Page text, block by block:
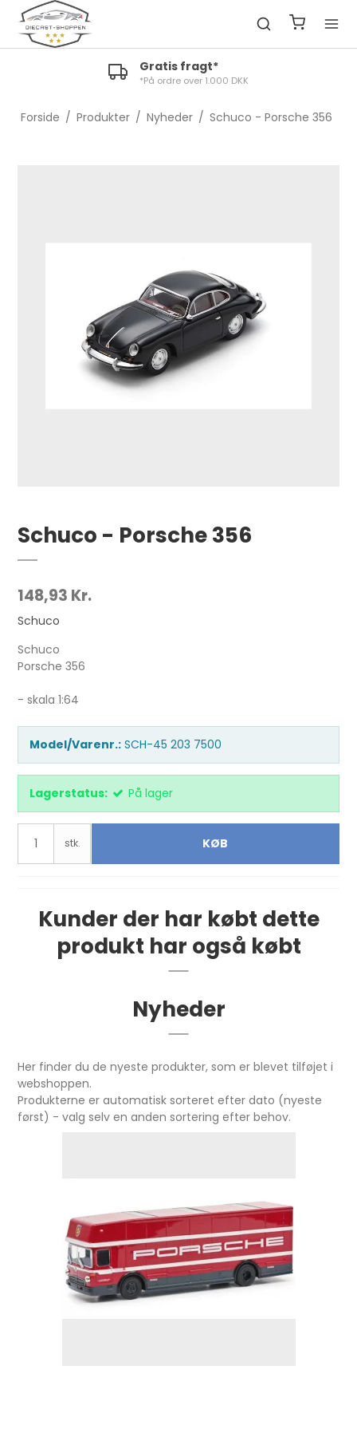
Gratis fragt*
*På ordre over 1.000 DKK
Forside / Produkter / Nyheder / Schuco - Porsche 356
Schuco - Porsche 356
148,93 Kr.
Schuco
Schuco
Porsche 356
- skala 1:64
Model/Varenr.: SCH-45 203 7500
Lagerstatus: På lager
stk. KØB
Kunder der har købt dette
produkt har også købt
Nyheder
Her finder du de nyeste produkter, som er blevet tilføjet i
webshoppen.
Produkterne er automatisk sorteret efter dato (nyeste
først) - valg selv en anden sortering efter behov.